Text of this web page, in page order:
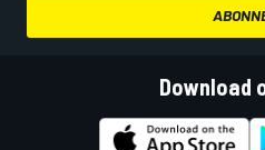
Download